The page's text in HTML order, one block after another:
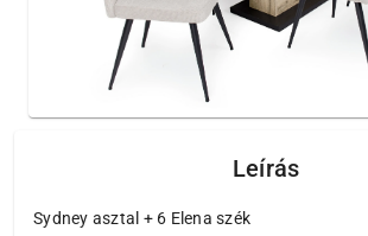
Leírás
Sydney asztal + 6 Elena szék